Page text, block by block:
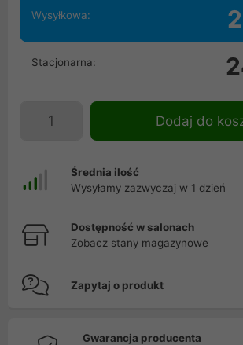
Wysyłkowa:
Stacjonarna:
Dodaj do
Średnia ilość
Wysyłamy zazwyczaj w 1 dzień
Dostępność w salonach
Zobacz stany magazynowe
Zapytaj o produkt
Gwarancja producenta